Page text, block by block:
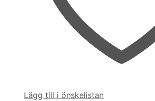
Lägg till i önskelistan